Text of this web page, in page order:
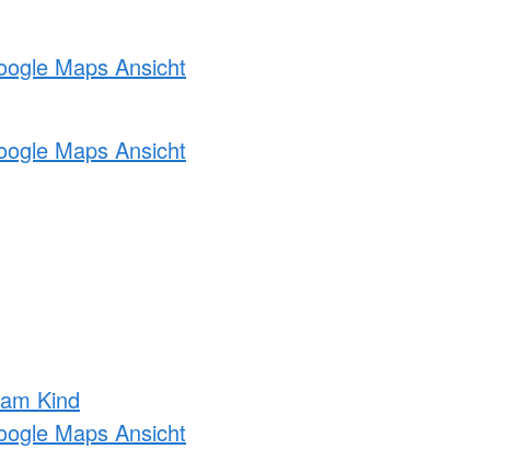
Maps Ansicht
Maps Ansicht
Kind
Maps Ansicht